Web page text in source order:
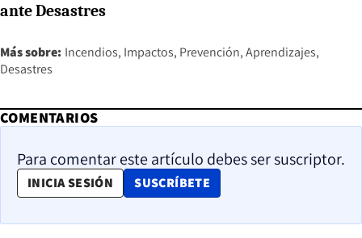
ante Desastres
Más sobre: Incendios Impactos Prevención Aprendizajes
Desastres
COMENTARIOS
Para comentar este artículo debes ser suscriptor.
INICIA SESIÓN SUSCRÍBETE
OPENS IN NEW WINDOW